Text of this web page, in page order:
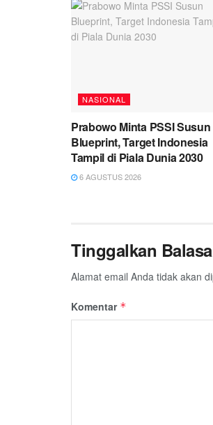
NASIONAL
Prabowo Minta PSSI Susun
Blueprint, Target Indonesia
Tampil di Piala Dunia 2030
6 AGUSTUS 2026
Tinggalkan
Alamat email Anda tidak akan
Komentar *